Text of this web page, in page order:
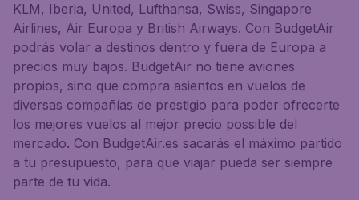
KLM, Iberia, United, Lufthansa, Swiss, Singapore
Airlines, Air Europa y British Airways. Con BudgetAir
podrás volar a destinos dentro y fuera de Europa a
precios muy bajos. BudgetAir no tiene aviones
propios, sino que compra asientos en vuelos de
diversas compañías de prestigio para poder ofrecerte
los mejores vuelos al mejor precio possible del
mercado. Con BudgetAir.es sacarás el máximo partido
a tu presupuesto, para que viajar pueda ser siempre
parte de tu vida.